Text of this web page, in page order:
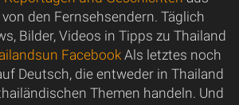
den Fernsehsendern. Täglich
Bilder, Videos in Tipps zu Thailand
FacebookAls letztes noch
Deutsch, die entweder in Thailand
Themen handeln. Und